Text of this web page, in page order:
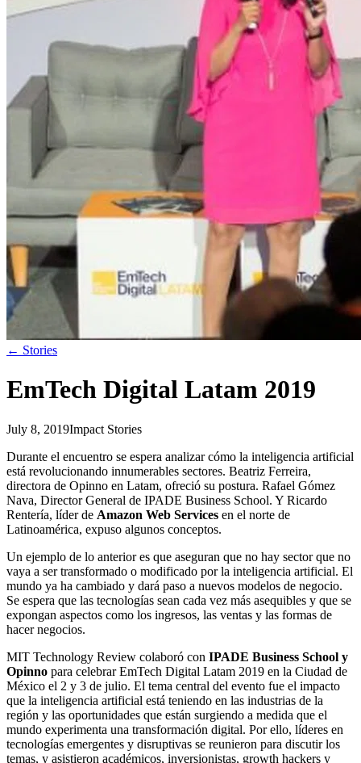
← Stories
EmTech Digital Latam 2019
July 8, 2019Impact Stories
Durante el encuentro se espera analizar cómo la inteligencia artificial
está revolucionando innumerables sectores. Beatriz Ferreira,
directora de Opinno en Latam, ofreció su postura. Rafael Gómez
Nava, Director General de IPADE Business School. Y Ricardo
Rentería, líder de Amazon Web Services en el norte de
Latinoamérica, expuso algunos conceptos.
Un ejemplo de lo anterior es que aseguran que no hay sector que no
vaya a ser transformado o modificado por la inteligencia artificial. El
mundo ya ha cambiado y dará paso a nuevos modelos de negocio.
Se espera que las tecnologías sean cada vez más asequibles y que se
expongan aspectos como los ingresos, las ventas y las formas de
hacer negocios.
MIT Technology Review colaboró con IPADE Business School y
Opinno para celebrar EmTech Digital Latam 2019 en la Ciudad de
México el 2 y 3 de julio. El tema central del evento fue el impacto
que la inteligencia artificial está teniendo en las industrias de la
región y las oportunidades que están surgiendo a medida que el
mundo experimenta una transformación digital. Por ello, líderes en
tecnologías emergentes y disruptivas se reunieron para discutir los
temas, y asistieron académicos, inversionistas, growth hackers y